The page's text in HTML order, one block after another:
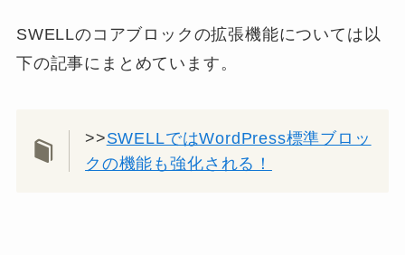
SWELLのコアブロックの拡張機能については以
下の記事にまとめています。
>>SWELLではWordPress標準ブロッ
クの機能も強化される！